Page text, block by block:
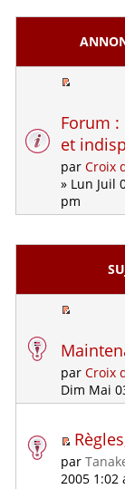
Forum
et
parCroix
» Lun Juil
pm
parCroix
Dim Mai
par
2005 1:02